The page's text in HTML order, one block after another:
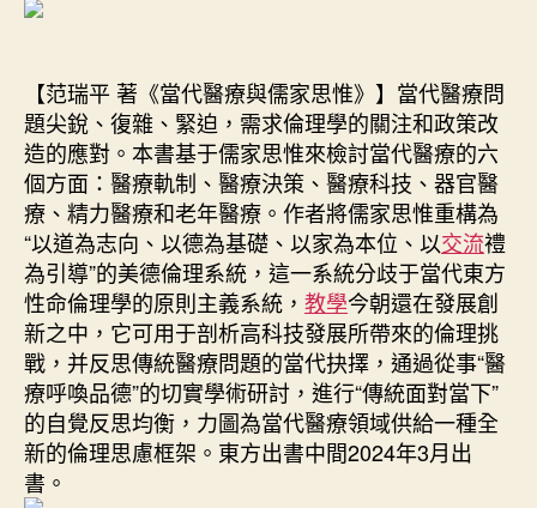
【范瑞平 著《當代醫療與儒家思惟》】當代醫療問
題尖銳、復雜、緊迫，需求倫理學的關注和政策改
造的應對。本書基于儒家思惟來檢討當代醫療的六
個方面：醫療軌制、醫療決策、醫療科技、器官醫
療、精力醫療和老年醫療。作者將儒家思惟重構為
“以道為志向、以德為基礎、以家為本位、以交流禮
為引導”的美德倫理系統，這一系統分歧于當代東方
性命倫理學的原則主義系統， 教學今朝還在發展創
新之中，它可用于剖析高科技發展所帶來的倫理挑
戰，并反思傳統醫療問題的當代抉擇，通過從事“醫
療呼喚品德”的切實學術研討，進行“傳統面對當下”
的自覺反思均衡，力圖為當代醫療領域供給一種全
新的倫理思慮框架。東方出書中間2024年3月出
書。